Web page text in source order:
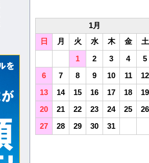
1月
日
月 火 水 木 金
土
1
2 3 4
5
6
7 8 9 10 11
12
13
14 15 16 17 18
19
20
21 22 23 24 25
26
27
28 29 30 31